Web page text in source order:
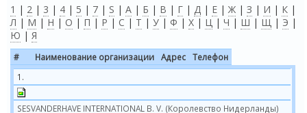
1 | 2 | 3 | 4 | 5 | 7 | S | А | Б | В | Г | Д | Е | Ж | З | И | К |
Л | М | Н | О | П | Р | С | Т | У | Ф | Х | Ц | Ч | Ш | Щ | Э |
Ю | Я
# Наименование организации Адрес
Телефон
1.
SESVANDERHAVE INTERNATIONAL B. V. (Королевство Нидерланды)